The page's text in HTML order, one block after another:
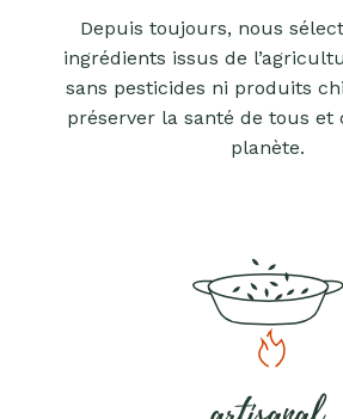
Depuis toujours, nous
ingrédients issus de
sans pesticides ni produits
préserver la santé de tous et
planète.